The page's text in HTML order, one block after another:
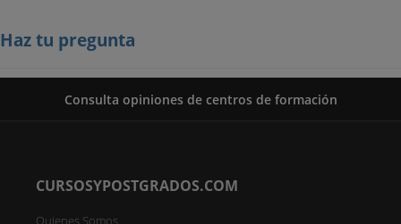
Haz tu pregunta
Consulta opiniones de centros de formación
CURSOSYPOSTGRADOS.COM
Quienes Somos